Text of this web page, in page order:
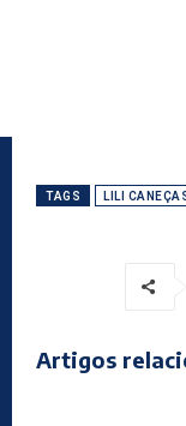
TAGS LILI
Artigos